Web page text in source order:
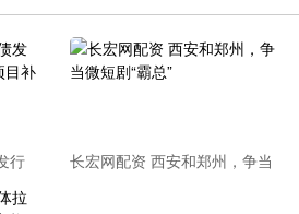
行
长宏网配资 西安和郑州，争当